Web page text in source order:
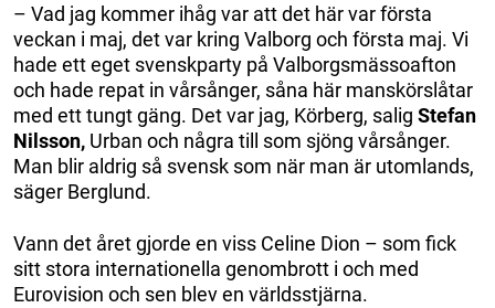
– Vad jag kommer ihåg var att det här var första
veckan i maj, det var kring Valborg och första maj. Vi
hade ett eget svenskparty på Valborgsmässoafton
och hade repat in vårsånger, såna här manskörslåtar
med ett tungt gäng. Det var jag, Körberg, salig Stefan
Nilsson, Urban och några till som sjöng vårsånger.
Man blir aldrig så svensk som när man är utomlands,
säger Berglund.
Vann det året gjorde en viss Celine Dion – som fick
sitt stora internationella genombrott i och med
Eurovision och sen blev en världsstjärna.